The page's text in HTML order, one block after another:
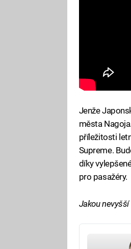
Jenže
města
příležitosti
Supreme.
díky
pro pasažéry.
Jakou nevyšší